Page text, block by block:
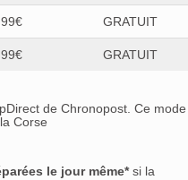
GRATUIT
GRATUIT
de Chronopost. Ce mode
Corse
le jour même*si la